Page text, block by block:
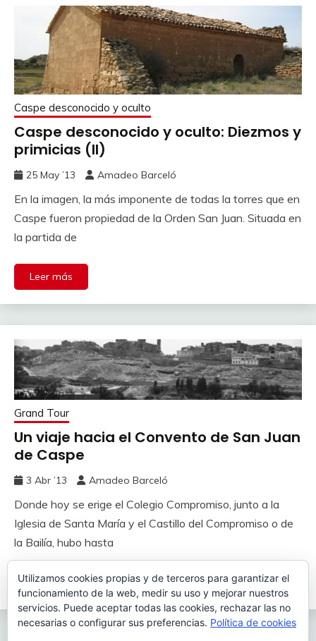
Caspe desconocido y oculto
Caspe desconocido y oculto: Diezmos y
primicias (II)
25 May ’13 Amadeo Barceló
En la imagen, la más imponente de todas la torres que en
Caspe fueron propiedad de la Orden San Juan. Situada en
la partida de
Leer más
Grand Tour
Un viaje hacia el Convento de San Juan
de Caspe
3 Abr ’13 Amadeo Barceló
Donde hoy se erige el Colegio Compromiso, junto a la
Iglesia de Santa María y el Castillo del Compromiso o de
la Bailía, hubo hasta
Leer más
Utilizamos cookies propias y de terceros para garantizar el
funcionamiento de la web, medir su uso y mejorar nuestros
servicios. Puede aceptar todas las cookies, rechazar las no
necesarias o configurar sus preferencias. Política de cookies